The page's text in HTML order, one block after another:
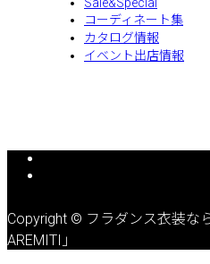
コーディネート集
カタログ情報
イベント出店情報
Copyright © フラダンス衣装な
AREMITI」